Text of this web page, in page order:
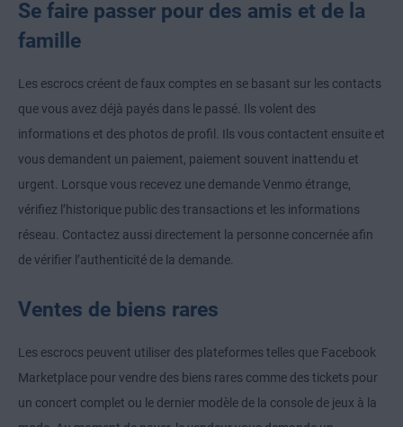
Se faire passer pour des amis et de la
famille
Les escrocs créent de faux comptes en se basant sur les contacts
que vous avez déjà payés dans le passé. Ils volent des
informations et des photos de profil. Ils vous contactent ensuite et
vous demandent un paiement, paiement souvent inattendu et
urgent. Lorsque vous recevez une demande Venmo étrange,
vérifiez l’historique public des transactions et les informations
réseau. Contactez aussi directement la personne concernée afin
de vérifier l’authenticité de la demande.
Ventes de biens rares
Les escrocs peuvent utiliser des plateformes telles que Facebook
Marketplace pour vendre des biens rares comme des tickets pour
un concert complet ou le dernier modèle de la console de jeux à la